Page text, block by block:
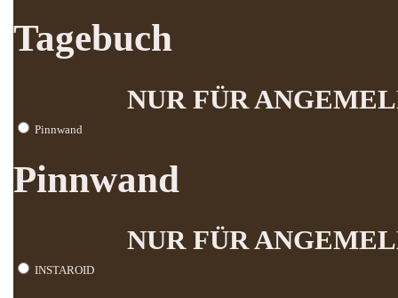
Tagebuch
NUR FÜR
Pinnwand
Pinnwand
NUR FÜR
INSTAROID